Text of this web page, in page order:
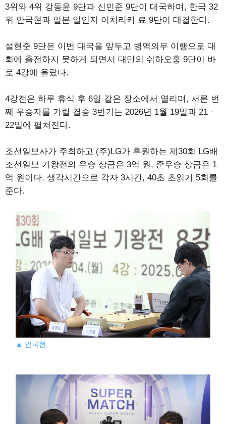
3위와 4위 강동윤 9단과 신민준 9단이 대국하며, 한국 32
위 안국현과 일본 일인자 이치리키 료 9단이 대결한다.
설현준 9단은 이번 대국을 앞두고 병역의무 이행으로 대
회에 출전하지 못하게 되면서 대만의 쉬하오훙 9단이 바
로 4강에 올랐다.
4강전은 하루 휴식 후 6일 같은 장소에서 열리며, 서른 번
째 우승자를 가릴 결승 3번기는 2026년 1월 19일과 21ㆍ
22일에 펼쳐진다.
조선일보사가 주최하고 (주)LG가 후원하는 제30회 LG배
조선일보 기왕전의 우승 상금은 3억 원, 준우승 상금은 1
억 원이다. 생각시간으로 각자 3시간, 40초 초읽기 5회를
준다.
▲ 안국현.